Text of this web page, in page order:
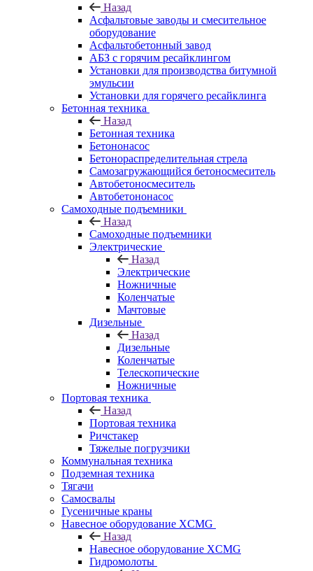
Назад
Асфальтовые заводы и смесительное
оборудование
Асфальтобетонный завод
АБЗ с горячим ресайклингом
Установки для производства битумной
эмульсии
Установки для горячего ресайклинга
Бетонная техника
Назад
Бетонная техника
Бетононасос
Бетонораспределительная стрела
Самозагружающийся бетоносмеситель
Автобетоносмеситель
Автобетононасос
Самоходные подъемники
Назад
Самоходные подъемники
Электрические
Назад
Электрические
Ножничные
Коленчатые
Мачтовые
Дизельные
Назад
Дизельные
Коленчатые
Телескопические
Ножничные
Портовая техника
Назад
Портовая техника
Ричстакер
Тяжелые погрузчики
Коммунальная техника
Подземная техника
Тягачи
Самосвалы
Гусеничные краны
Навесное оборудование XCMG
Назад
Навесное оборудование XCMG
Гидромолоты